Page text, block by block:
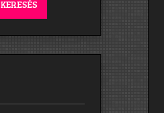
KERESÉS